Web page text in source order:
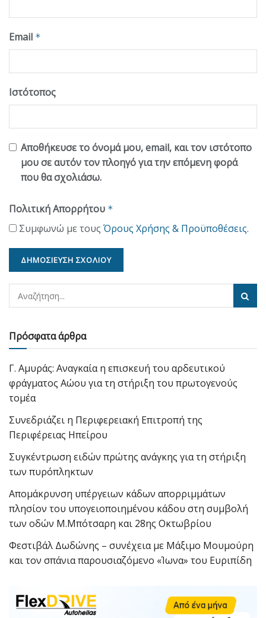
Email *
Ιστότοπος
Αποθήκευσε το όνομά μου, email, και τον ιστότοπο
μου σε αυτόν τον πλοηγό για την επόμενη φορά
που θα σχολιάσω.
Πολιτική Απορρήτου *
Συμφωνώ με τους Όρους Χρήσης & Προϋποθέσεις.
Πρόσφατα άρθρα
Γ. Αμυράς: Αναγκαία η επισκευή του αρδευτικού
φράγματος Αώου για τη στήριξη του πρωτογενούς
τομέα
Συνεδριάζει η Περιφερειακή Επιτροπή της
Περιφέρειας Ηπείρου
Συγκέντρωση ειδών πρώτης ανάγκης για τη στήριξη
των πυρόπληκτων
Απομάκρυνση υπέργειων κάδων απορριμμάτων
πλησίον του υπογειοποιημένου κάδου στη συμβολή
των οδών Μ.Μπότσαρη και 28ης Οκτωβρίου
Φεστιβάλ Δωδώνης – συνέχεια με Μάξιμο Μουμούρη
και τον σπάνια παρουσιαζόμενο «Ίωνα» του Ευριπίδη